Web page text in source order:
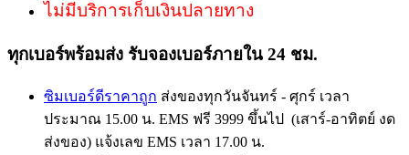
ไม่มีบริการเก็บเงินปลายทาง
ทุกเบอร์พร้อมส่ง รับจองเบอร์ภายใน 24 ชม.
ซิมเบอร์ดีราคาถูก ส่งของทุกวันจันทร์ - ศุกร์ เวลา
ประมาณ 15.00 น. EMS ฟรี 3999 ขึ้นไป (เสาร์-อาทิตย์ งด
ส่งของ) แจ้งเลข EMS เวลา 17.00 น.